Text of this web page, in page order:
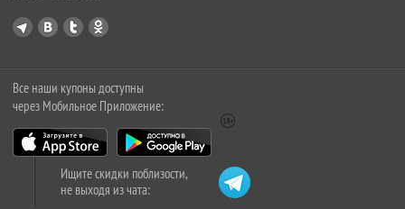
Все наши купоны доступны
через Мобильное Приложение:
Ищите скидки поблизости,
не выходя из чата: